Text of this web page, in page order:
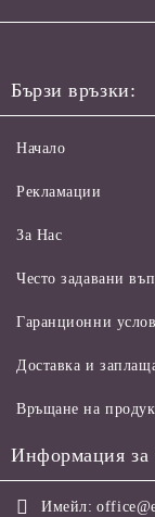
Бързи връзки:
Начало
Рекламации
За Нас
Често задавани
Гаранционни
Доставка и
Връщане на
Информация за
Имейл: